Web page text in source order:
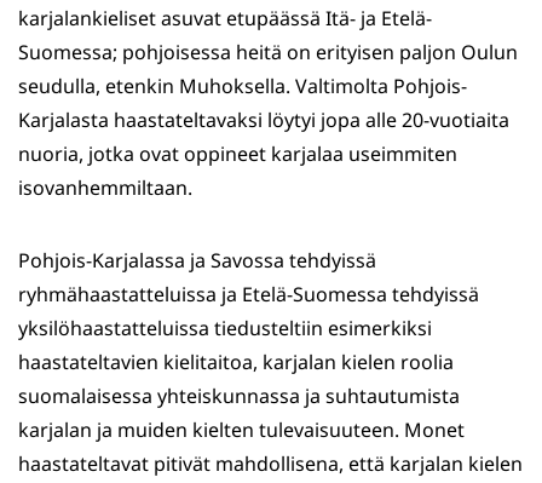
karjalankieliset asuvat etupäässä Itä- ja Etelä-
Suomessa; pohjoisessa heitä on erityisen paljon Oulun
seudulla, etenkin Muhoksella. Valtimolta Pohjois-
Karjalasta haastateltavaksi löytyi jopa alle 20-vuotiaita
nuoria, jotka ovat oppineet karjalaa useimmiten
isovanhemmiltaan.
Pohjois-Karjalassa ja Savossa tehdyissä
ryhmähaastatteluissa ja Etelä-Suomessa tehdyissä
yksilöhaastatteluissa tiedusteltiin esimerkiksi
haastateltavien kielitaitoa, karjalan kielen roolia
suomalaisessa yhteiskunnassa ja suhtautumista
karjalan ja muiden kielten tulevaisuuteen. Monet
haastateltavat pitivät mahdollisena, että karjalan kielen